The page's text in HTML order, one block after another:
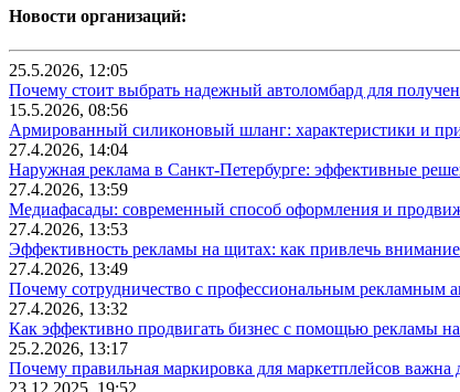
Новости организаций:
25.5.2026, 12:05
Почему стоит выбрать надежный автоломбард для
15.5.2026, 08:56
Армированный силиконовый шланг: характеристики и
27.4.2026, 14:04
Наружная реклама в Санкт-Петербурге: эффективные
27.4.2026, 13:59
Медиафасады: современный способ оформления и
27.4.2026, 13:53
Эффективность рекламы на щитах: как привлечь
27.4.2026, 13:49
Почему сотрудничество с профессиональным рекламным
27.4.2026, 13:32
Как эффективно продвигать бизнес с помощью рекламы
25.2.2026, 13:17
Почему правильная маркировка для маркетплейсов важна
23.12.2025, 19:52